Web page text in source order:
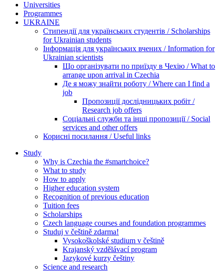
Universities
Programmes
UKRAINE
Стипендії для українських студентів / Scholarships
for Ukrainian students
Інформація для українських вчених / Information for
Ukrainian scientists
Що організувати по приїзду в Чехію / What to
arrange upon arrival in Czechia
Де я можу знайти роботу / Where can I find a
job
Пропозиції дослідницьких робіт /
Research job offers
Соціальні служби та інші пропозиції / Social
services and other offers
Корисні посилання / Useful links
Study
Why is Czechia the #smartchoice?
What to study
How to apply
Higher education system
Recognition of previous education
Tuition fees
Scholarships
Czech language courses and foundation programmes
Studuj v češtině zdarma!
Vysokoškolské studium v češtině
Krajanský vzdělávací program
Jazykové kurzy češtiny
Science and research